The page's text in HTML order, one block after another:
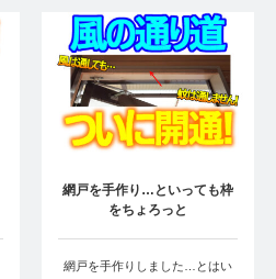
網戸を手作り…といっても枠
をちょろっと
網戸を手作りしました…とはい